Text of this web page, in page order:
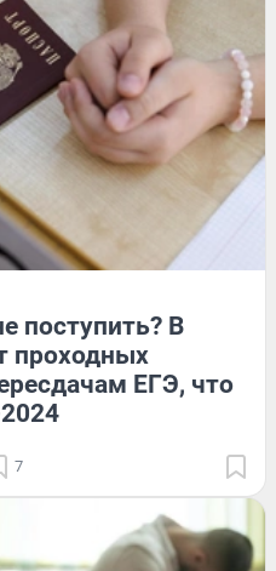
поступить? В
проходных
ЕГЭ, что
7